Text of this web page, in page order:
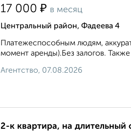
17 000 ₽ в месяц
Центральный район, Фадеева 4
Платежеспособным людям,
момент аренды).Без залогов.
Агентство, 07.08.2026
2-к квартира, на длительный